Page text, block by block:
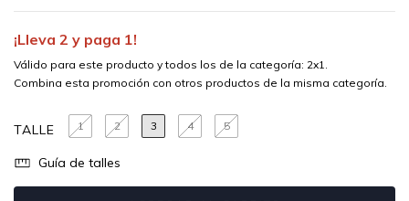
¡Lleva 2 y paga 1!
Válido para este producto y todos los de la categoría: 2x1.
Combina esta promoción con otros productos de la misma categoría.
TALLE 1 2 3 4 5
Guía de talles